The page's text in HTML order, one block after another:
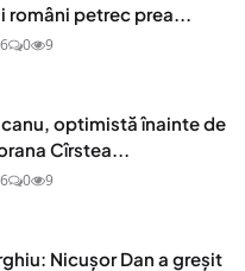
petrec prea...
0 9
optimistă înainte de
Cîrstea...
0 9
Nicușor Dan a greșit